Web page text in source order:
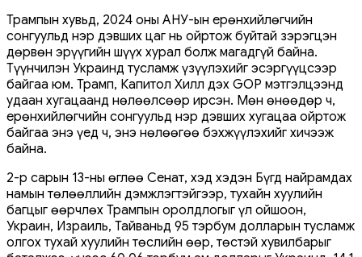
Трампын хувьд, 2024 оны АНУ-ын ерөнхийлөгчийн
сонгуульд нэр дэвших цаг нь ойртож буйтай зэрэгцэн
дөрвөн эрүүгийн шүүх хурал болж магадгүй байна.
Түүнчилэн Украинд тусламж үзүүлэхийг эсэргүүцсээр
байгаа юм. Трамп, Капитол Хилл дэх GOP мэтгэлцээнд
удаан хугацаанд нөлөөлсөөр ирсэн. Мөн өнөөдөр ч,
ерөнхийлөгчийн сонгуульд нэр дэвших хугацаа ойртож
байгаа энэ үед ч, энэ нөлөөгөө бэхжүүлэхийг хичээж
байна.
2-р сарын 13-ны өглөө Сенат, хэд хэдэн Бүгд найрамдах
намын төлөөллийн дэмжлэгтэйгээр, тухайн хуулийн
багцыг өөрчлөх Трампын оролдлогыг үл ойшоон,
Украин, Израиль, Тайваньд 95 тэрбум долларын тусламж
олгох тухай хуулийн төслийн өөр, төстэй хувилбарыг